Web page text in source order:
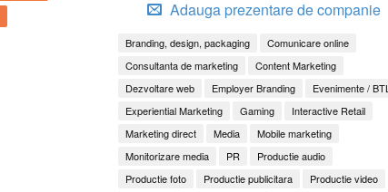
Adauga prezentare de companie
Branding, design, packaging
Comunicare online
Consultanta de marketing
Content Marketing
Dezvoltare web
Employer Branding
Evenimente / BTL
Experiential Marketing
Gaming
Interactive Retail
Marketing direct
Media
Mobile marketing
Monitorizare media
PR
Productie audio
Productie foto
Productie publicitara
Productie video